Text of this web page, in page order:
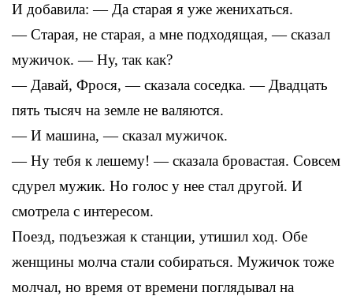
И добавила: — Да старая я уже женихаться.
— Старая, не старая, а мне подходящая, — сказал
мужичок. — Ну, так как?
— Давай, Фрося, — сказала соседка. — Двадцать
пять тысяч на земле не валяются.
— И машина, — сказал мужичок.
— Ну тебя к лешему! — сказала бровастая. Совсем
сдурел мужик. Но голос у нее стал другой. И
смотрела с интересом.
Поезд, подъезжая к станции, утишил ход. Обе
женщины молча стали собираться. Мужичок тоже
молчал, но время от времени поглядывал на